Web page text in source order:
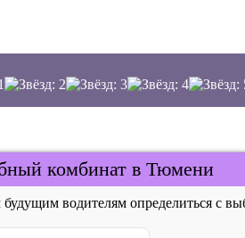
комбинат в Тюмени
водителям определиться с